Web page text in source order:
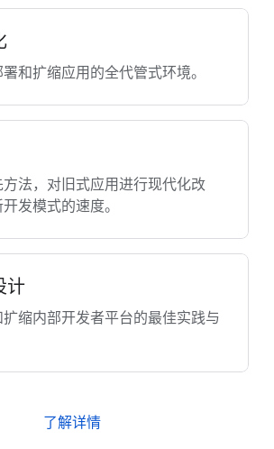
和扩缩应用的全代管式环境。
方法，对旧式应用进行现代化改
发模式的速度。
计
缩内部开发者平台的最佳实践与
了解详情